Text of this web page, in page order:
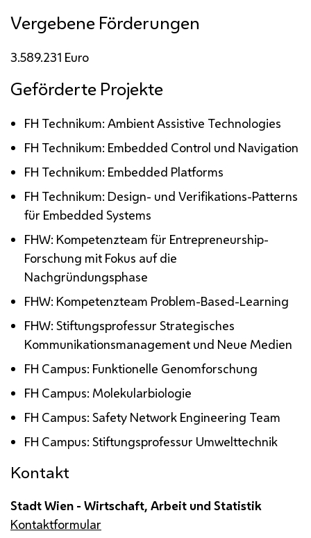
Vergebene Förderungen
3.589.231 Euro
Geförderte Projekte
FH Technikum:Ambient Assistive Technologies
FH Technikum: Embedded Control und Navigation
FH Technikum: Embedded Platforms
FH Technikum: Design- und Verifikations-Patterns
für Embedded Systems
FHW: Kompetenzteam für Entrepreneurship-
Forschung mit Fokus auf die
Nachgründungsphase
FHW: Kompetenzteam Problem-Based-Learning
FHW: Stiftungsprofessur Strategisches
Kommunikationsmanagement und Neue Medien
FH Campus: Funktionelle Genomforschung
FH Campus: Molekularbiologie
FH Campus:Safety Network Engineering Team
FH Campus: Stiftungsprofessur Umwelttechnik
Kontakt
Stadt Wien - Wirtschaft, Arbeit und Statistik
Kontaktformular